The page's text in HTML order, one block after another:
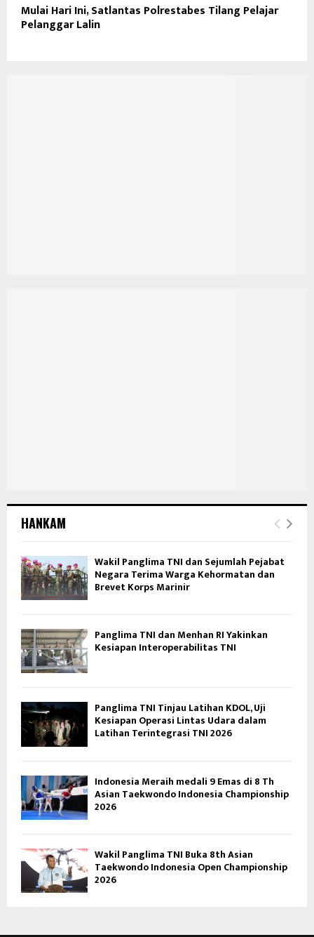
Mulai Hari Ini, Satlantas Polrestabes Tilang Pelajar
Pelanggar Lalin
HANKAM
Wakil Panglima TNI dan Sejumlah Pejabat
Negara Terima Warga Kehormatan dan
Brevet Korps Marinir
Panglima TNI dan Menhan RI Yakinkan
Kesiapan Interoperabilitas TNI
Panglima TNI Tinjau Latihan KDOL, Uji
Kesiapan Operasi Lintas Udara dalam
Latihan Terintegrasi TNI 2026
Indonesia Meraih medali 9 Emas di 8 Th
Asian Taekwondo Indonesia Championship
2026
Wakil Panglima TNI Buka 8th Asian
Taekwondo Indonesia Open Championship
2026